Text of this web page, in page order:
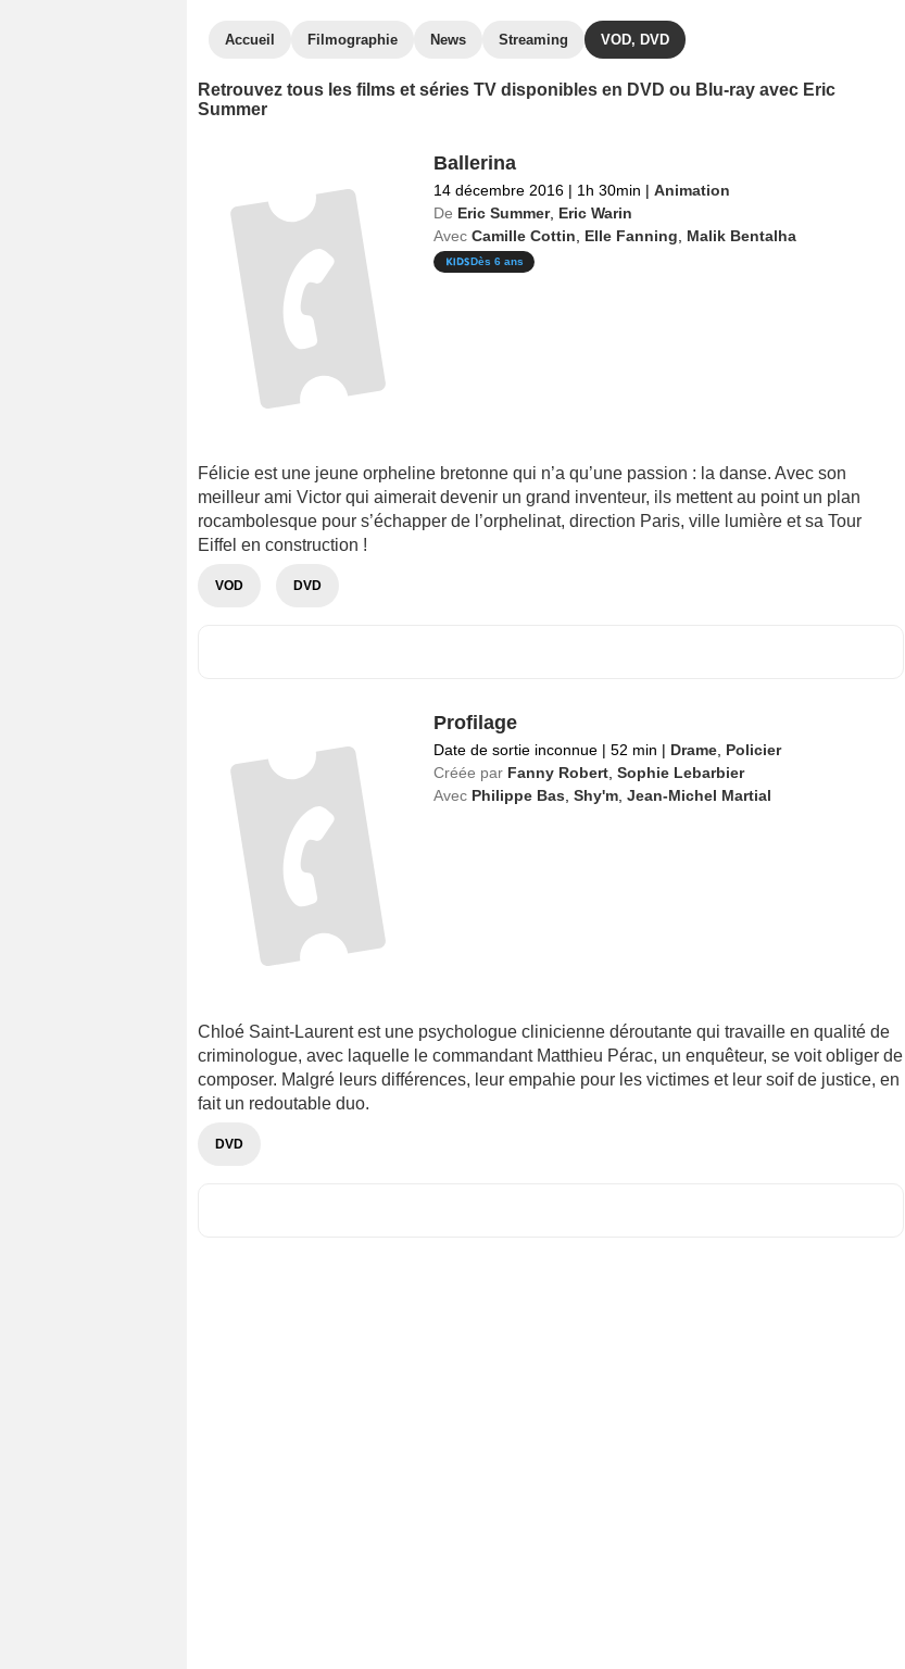
Accueil Filmographie News Streaming VOD, DVD
Retrouvez tous les films et séries TV disponibles en DVD ou Blu-ray avec Eric
Summer
Ballerina
14 décembre 2016 | 1h 30min | Animation
De Eric Summer, Eric Warin
Avec Camille Cottin Elle Fanning Malik Bentalha
Dès 6 ans
Félicie est une jeune orpheline bretonne qui n’a qu’une passion : la danse. Avec son
meilleur ami Victor qui aimerait devenir un grand inventeur, ils mettent au point un plan
rocambolesque pour s’échapper de l’orphelinat, direction Paris, ville lumière et sa Tour
Eiffel en construction !
VOD DVD
Profilage
Date de sortie inconnue | 52 min | Drame, Policier
Créée par Fanny Robert, Sophie Lebarbier
Avec Philippe Bas Shy'm, Jean-Michel Martial
Chloé Saint-Laurent est une psychologue clinicienne déroutante qui travaille en qualité de
criminologue, avec laquelle le commandant Matthieu Pérac, un enquêteur, se voit obliger de
composer. Malgré leurs différences, leur empahie pour les victimes et leur soif de justice, en
fait un redoutable duo.
DVD